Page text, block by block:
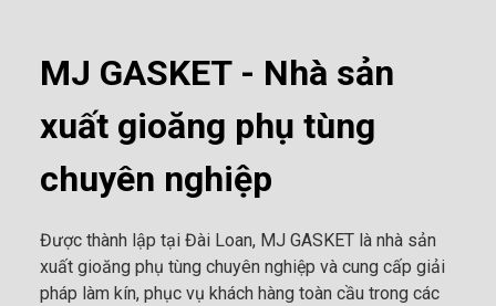
MJ GASKET - Nhà sản
xuất gioăng phụ tùng
chuyên nghiệp
Được thành lập tại Đài Loan, MJ GASKET là nhà sản
xuất gioăng phụ tùng chuyên nghiệp và cung cấp giải
pháp làm kín, phục vụ khách hàng toàn cầu trong các